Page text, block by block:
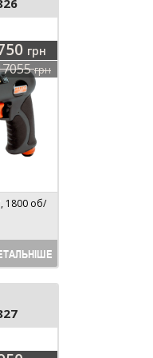
грн
грн
1800 об/